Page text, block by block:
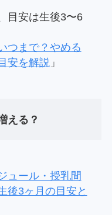
目安は生後3〜6
つまで？やめる
安を解説」
える？
ュール・授乳間
後3ヶ月の目安と